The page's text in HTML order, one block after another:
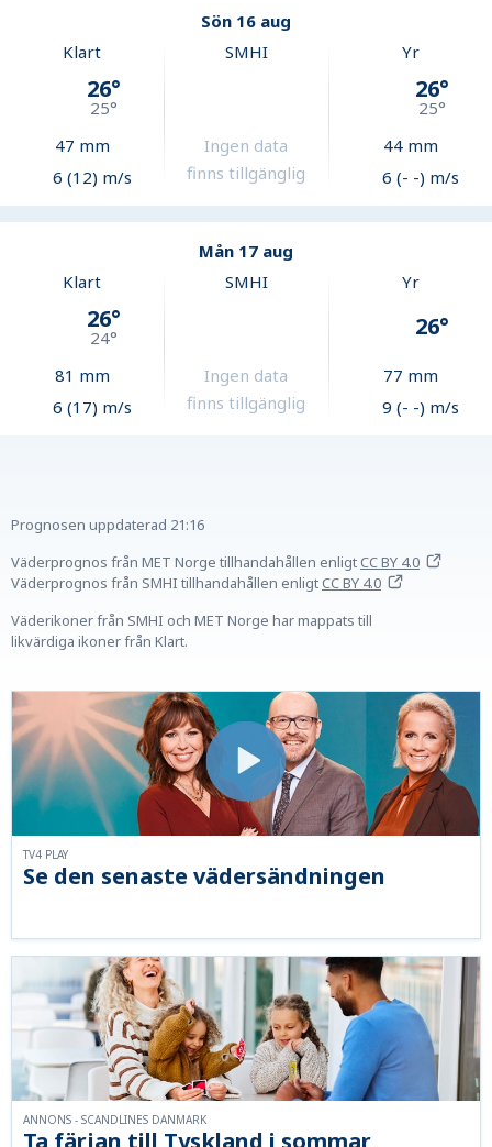
Sön 16 aug
Klart
26°
25°
47 mm
6 (12) m/s
SMHI
Ingen data
finns tillgänglig
Yr
26°
25°
44mm
6 (- -) m/s
Mån 17 aug
Klart
26°
24°
81 mm
6 (17) m/s
SMHI
Ingen data
finns tillgänglig
Yr
26°
77 mm
9 (- -) m/s
Prognosen uppdaterad 21:16
Väderprognos från MET Norge tillhandahållen enligtCC BY 4.0
Väderprognos från SMHI tillhandahållen enligtCC BY 4.0
Väderikoner från SMHI och MET Norge har mappats till
likvärdiga ikoner från Klart.
Se den senaste vädersändningen
TV4 PLAY
ANNONS - SCANDLINES DANMARK